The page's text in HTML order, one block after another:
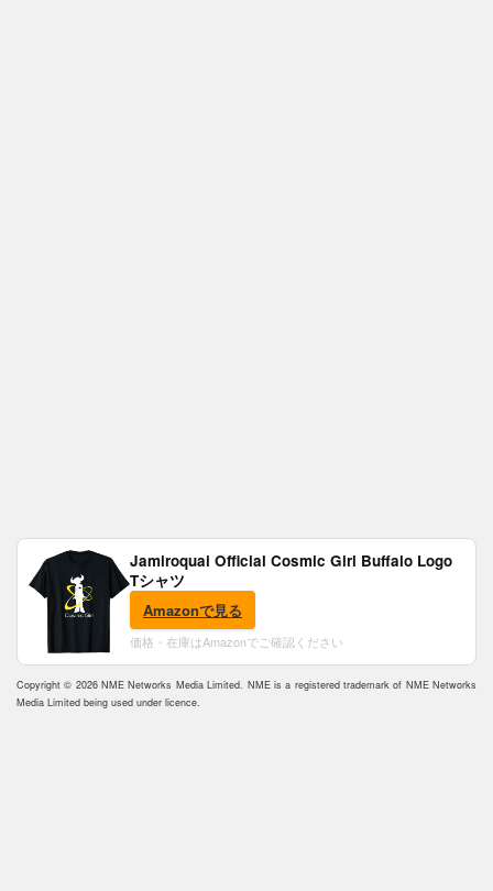
Jamiroquai Official Cosmic Girl Buffalo Logo
Tシャツ
Amazonで見る
価格・在庫はAmazonでご確認ください
Copyright © 2026 NME Networks Media Limited. NME is a registered trademark of NME Networks
Media Limited being used under licence.